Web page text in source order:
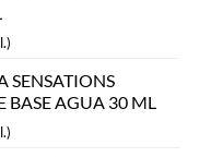
SENSATIONS
BASE AGUA 30 ML